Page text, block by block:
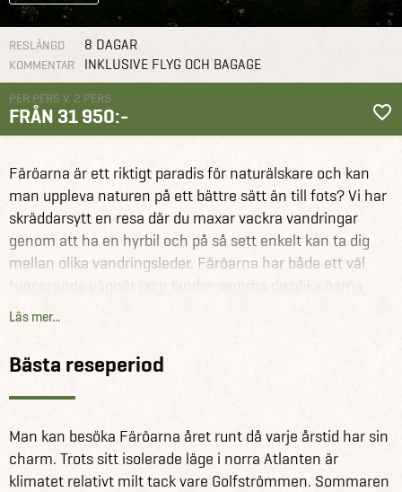
RESLÄNGD 8 DAGAR
KOMMENTAR INKLUSIVE FLYG OCH BAGAGE
PER PERS V. 2 PERS
FRÅN 31 950:-
Färöarna är ett riktigt paradis för naturälskare och kan
man uppleva naturen på ett bättre sätt än till fots? Vi har
skräddarsytt en resa där du maxar vackra vandringar
genom att ha en hyrbil och på så sett enkelt kan ta dig
mellan olika vandringsleder. Färöarna har både ett väl
fungerande vägnät som binder samma de olika öarna
med broar, färjor och tunnlar såväl som mängder av
Du kommer att få fantastiska vandringsupplevelser på
fågelön Mykines, de nordliga öarna omkring Kalsoy och
naturområdena på Suðuroy, samt längs gamla
vandringsstigar.
Läs mer...
Bästa reseperiod
Man kan besöka Färöarna året runt då varje årstid har sin
charm. Trots sitt isolerade läge i norra Atlanten är
klimatet relativt milt tack vare Golfströmmen. Sommaren